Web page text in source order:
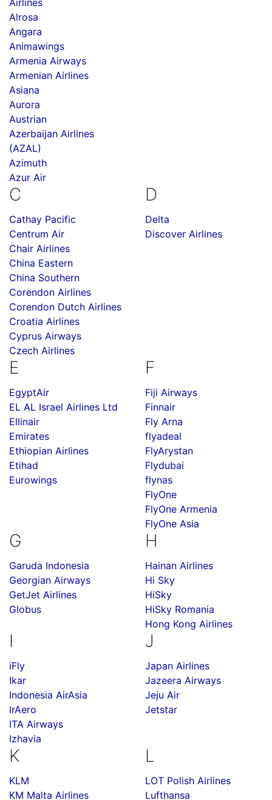
Airlines
Alrosa
Angara
Animawings
Armenia Airways
Armenian Airlines
Asiana
Aurora
Austrian
Azerbaijan Airlines
(AZAL)
Azimuth
Azur Air
C
Cathay Pacific
Centrum Air
Chair Airlines
China Eastern
China Southern
Corendon Airlines
Corendon Dutch Airlines
Croatia Airlines
Cyprus Airways
Czech Airlines
D
Delta
Discover Airlines
E
EgyptAir
EL AL Israel Airlines Ltd
Ellinair
Emirates
Ethiopian Airlines
Etihad
Eurowings
F
Fiji Airways
Finnair
Fly Arna
flyadeal
FlyArystan
Flydubai
flynas
FlyOne
FlyOne Armenia
FlyOne Asia
G
Garuda Indonesia
Georgian Airways
GetJet Airlines
Globus
H
Hainan Airlines
Hi Sky
HiSky
HiSky Romania
Hong Kong Airlines
I
iFly
Ikar
Indonesia AirAsia
IrAero
ITA Airways
Izhavia
J
Japan Airlines
Jazeera Airways
Jeju Air
Jetstar
K
KLM
KM Malta Airlines
L
LOT Polish Airlines
Lufthansa